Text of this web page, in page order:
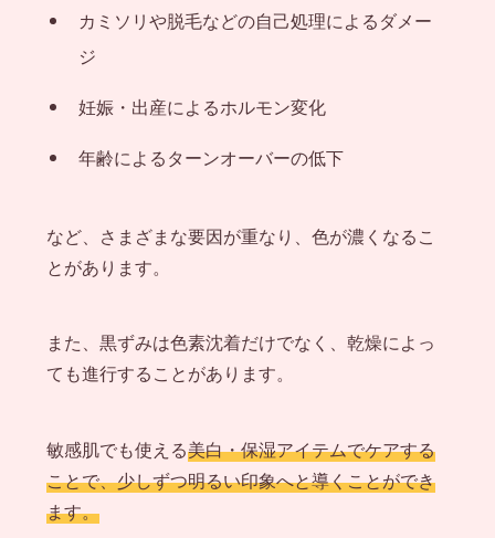
カミソリや脱毛などの自己処理によるダメー
ジ
妊娠・出産によるホルモン変化
年齢によるターンオーバーの低下
など、さまざまな要因が重なり、色が濃くなるこ
とがあります。
また、黒ずみは色素沈着だけでなく、乾燥によっ
ても進行することがあります。
敏感肌でも使える美白・保湿アイテムでケアする
ことで、少しずつ明るい印象へと導くことができ
ます。